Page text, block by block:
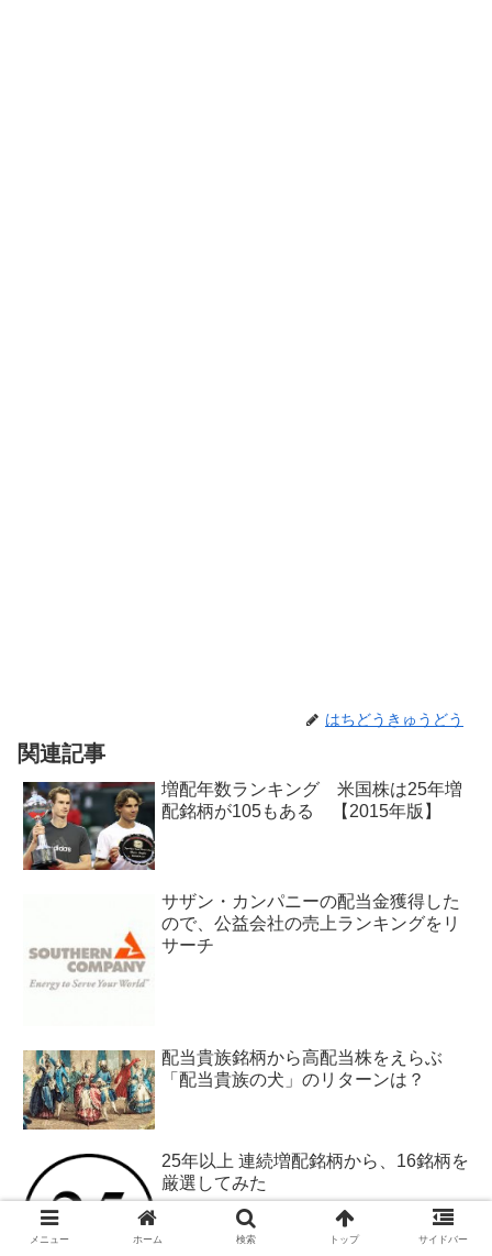
はちどうきゅうどう
関連記事
増配年数ランキング 米国株は25年増
配銘柄が105もある 【2015年版】
サザン・カンパニーの配当金獲得した
ので、公益会社の売上ランキングをリ
サーチ
配当貴族銘柄から高配当株をえらぶ
「配当貴族の犬」のリターンは？
25年以上 連続増配銘柄から、16銘柄を
厳選してみた
メニュー ホーム 検索 トップ サイドバー